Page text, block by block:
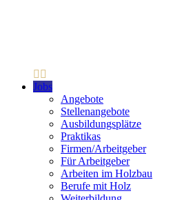
Jobs
Angebote
Stellenangebote
Ausbildungsplätze
Praktikas
Firmen/Arbeitgeber
Für Arbeitgeber
Arbeiten im Holzbau
Berufe mit Holz